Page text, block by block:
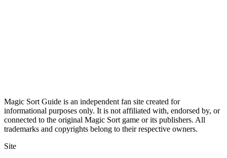
Magic Sort Guide is an independent fan site created for
informational purposes only. It is not affiliated with, endorsed by, or
connected to the original Magic Sort game or its publishers. All
trademarks and copyrights belong to their respective owners.
Site